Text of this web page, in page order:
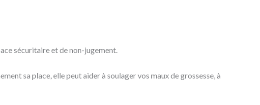
sécuritaire et de non-jugement.
sa place, elle peut aider à soulager vos maux de grossesse, à